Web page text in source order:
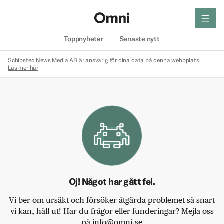
Toppnyheter Senaste nytt
meny
Schibsted News Media AB är ansvarig för dina data på denna webbplats.
Läs mer här
Oj! Något har gått fel.
Vi ber om ursäkt och försöker åtgärda problemet så snart
vi kan, håll ut! Har du frågor eller funderingar? Mejla oss